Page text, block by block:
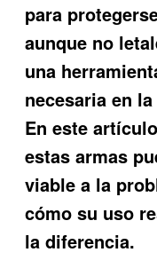
para
aunque no
una
necesaria en
En este
estas armas
viable a la
cómo su uso
la diferencia.